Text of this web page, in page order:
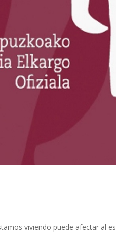
viviendo puede afectar al